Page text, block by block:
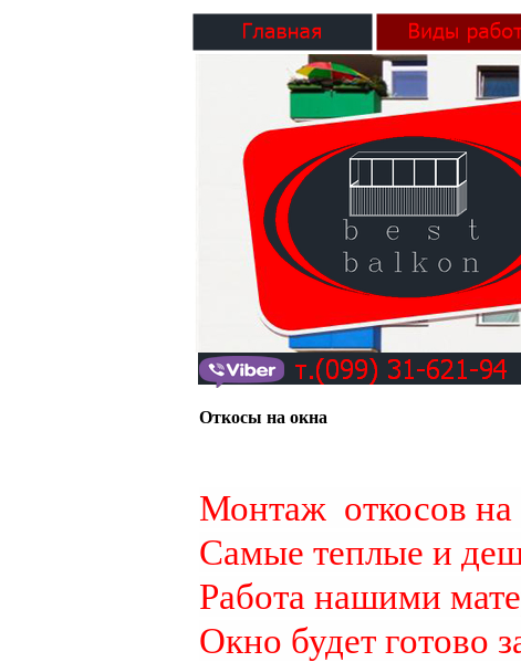
Откосы на окна
Монтаж откосов на
Самые теплые и
Работа нашими
Окно будет готово